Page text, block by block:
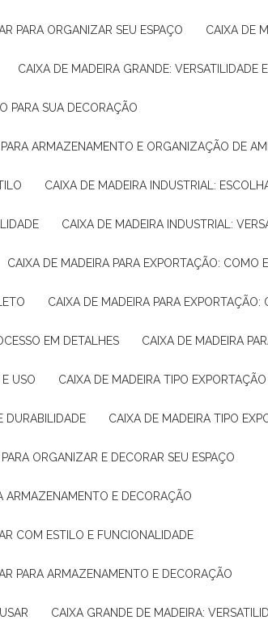
PARA ORGANIZAR SEU ESPAÇO CAIXA DE
CAIXA DE MADEIRA GRANDE:
PARA SUA DECORAÇÃO
ARMAZENAMENTO E ORGANIZAÇÃO DE
CAIXA DE MADEIRA INDUSTRIAL:
CAIXA DE MADEIRA INDUSTRIAL:
CAIXA DE MADEIRA PARA EXPORTAÇÃO:
CAIXA DE MADEIRA PARA
EM DETALHES CAIXA DE MADEIRA
USO CAIXA DE MADEIRA TIPO
DURABILIDADE CAIXA DE MADEIRA TIPO
ORGANIZAR E DECORAR SEU ESPAÇO
ARMAZENAMENTO E DECORAÇÃO
COM ESTILO E FUNCIONALIDADE
PARA ARMAZENAMENTO E DECORAÇÃO
CAIXA GRANDE DE MADEIRA: